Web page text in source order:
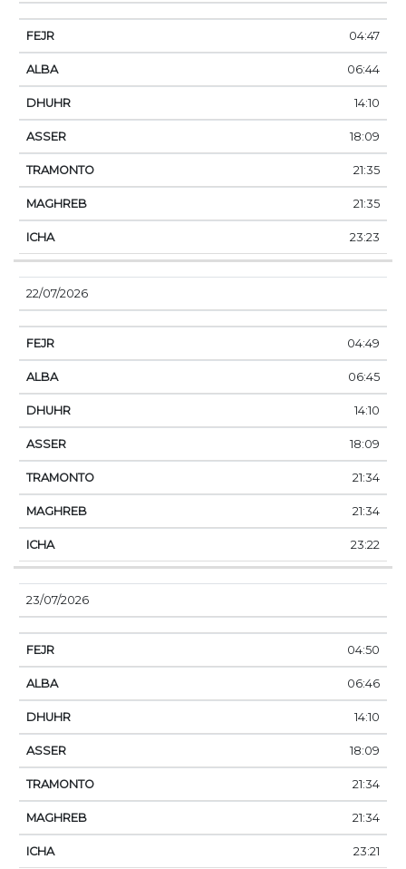
04:47
06:44
14:10
18:09
21:35
21:35
23:23
22/07/2026
04:49
06:45
14:10
18:09
21:34
21:34
23:22
23/07/2026
04:50
06:46
14:10
18:09
21:34
21:34
23:21